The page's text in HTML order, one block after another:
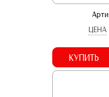
ЦЕНА
КУПИТЬ